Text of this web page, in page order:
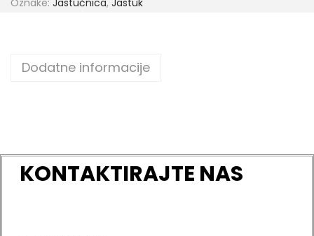
Dodatne informacije
KONTAKTIRAJTE NAS